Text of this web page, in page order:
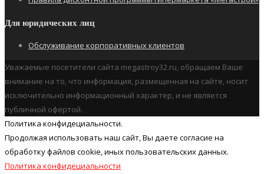
Для юридических лиц
Обслуживание корпоративных клиентов
Уважаемые посетители сайта megastroy32.ru, обращаем Ваше
внимание на то, что информация, размещенная на сайте, носит
исключительно информационный характер, и не является
публичной офертой.
Политика конфидециальности.
Продолжая использовать наш cайт, Вы даете согласие на
обработку файлов cookie, иных пользовательских данных.
Политика конфидециальности